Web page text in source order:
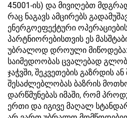
45001-ის) და მივიღებთ
რაც ნაგავს ამცირებს
ენერგოეფექტური
პარტნიორებისთვის ეს
უბრალოდ დროული მიწოდება:
საიმედოობას ცვალებად
ჯაჭვში, შეკვეთების გაზრდის ან
შესაძლებლობას ბაზრის
დარწმუნებას იმაში, რომ
ერთი და იგივე მაღალ